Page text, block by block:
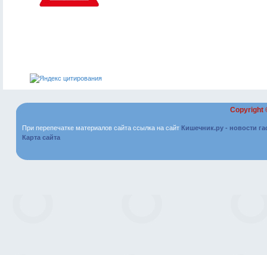
Copyright
При перепечатке материалов сайта ссылка на сайт Кишечник.ру - новости
Карта сайта